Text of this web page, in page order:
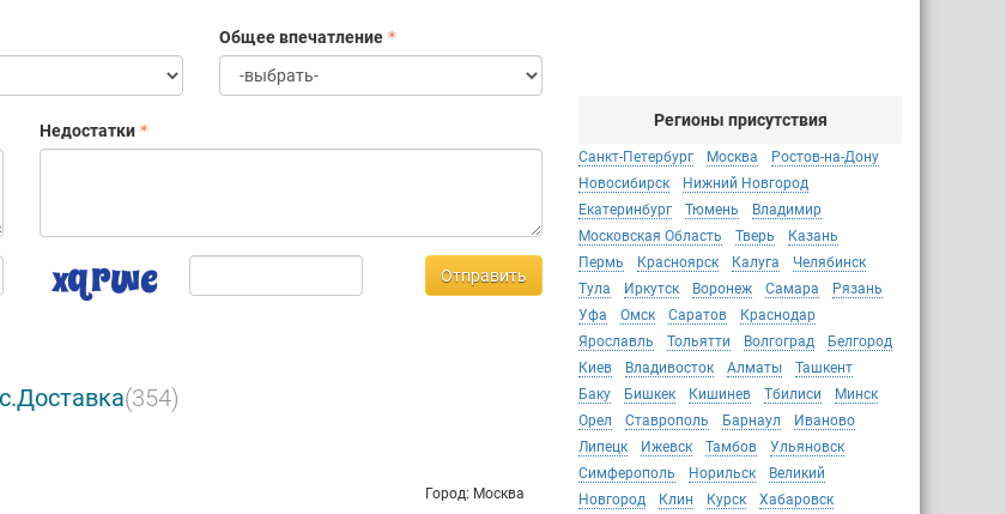
Регионы присутствия
Санкт-Петербург Москва
Ростов-на-Дону
Новосибирск
Нижний Новгород
Екатеринбург
Тюмень
Владимир
Московская Область
Тверь
Казань
Пермь
Красноярск Калуга
Челябинск
Тула
Иркутск Воронеж Самара
Рязань
Уфа
Омск Саратов
Краснодар
Ярославль
Тольятти Волгоград
Белгород
Киев
Владивосток Алматы
Ташкент
Баку
Бишкек Кишинев Тбилиси
Минск
Орел
Ставрополь Барнаул
Иваново
Липецк
Ижевск Тамбов
Ульяновск
Симферополь
Норильск
Великий
Новгород
Клин Курск
Хабаровск
Общее впечатление
Недостатки
Отправить
(354)
Город: Москва